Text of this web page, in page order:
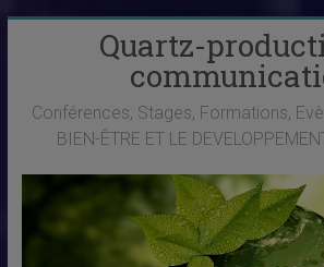
Quartz-
Conférences, Stages, Formations,
BIEN-ÊTRE ET LE